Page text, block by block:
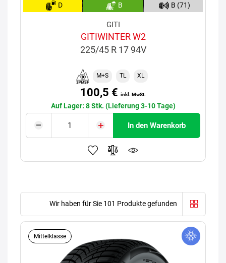
D B B (71)
GITI
GITIWINTER W2
225/45 R 17 94V
M+S TL XL
100,5 € inkl. MwSt.
Auf Lager: 8 Stk. (Lieferung 3-10 Tage)
In den Warenkorb
Wir haben für Sie 101 Produkte gefunden
Mittelklasse